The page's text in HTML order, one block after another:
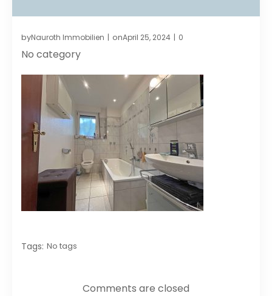
byNauroth Immobilien | onApril 25, 2024 | 0
No category
Tags: No tags
Comments are closed